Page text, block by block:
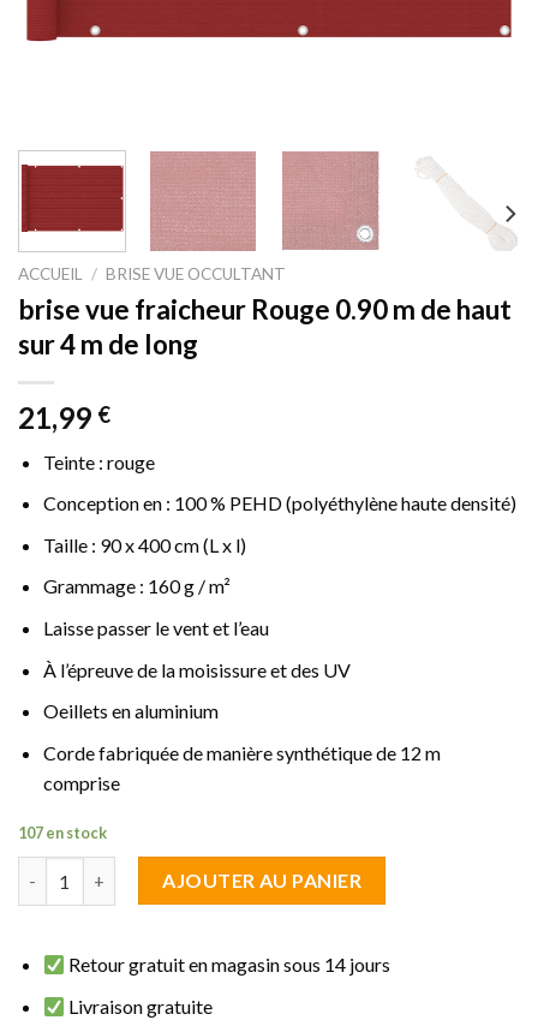
ACCUEIL / BRISE VUE OCCULTANT
brise vue fraicheur Rouge 0.90 m de haut
sur 4 m de long
21,99 €
Teinte : rouge
Conception en : 100 % PEHD (polyéthylène haute densité)
Taille : 90 x 400 cm (L x l)
Grammage : 160 g / m²
Laisse passer le vent et l’eau
À l’épreuve de la moisissure et des UV
Oeillets en aluminium
Corde fabriquée de manière synthétique de 12 m
comprise
107 en stock
quantité de brise vue fraicheur Rouge 0.90 m de haut sur 4 m
AJOUTER AU PANIER
Retour gratuit en magasin sous 14 jours
Livraison gratuite